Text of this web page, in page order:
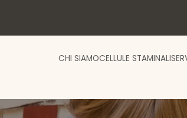
CHI SIAMOCELLULE STAMINALI